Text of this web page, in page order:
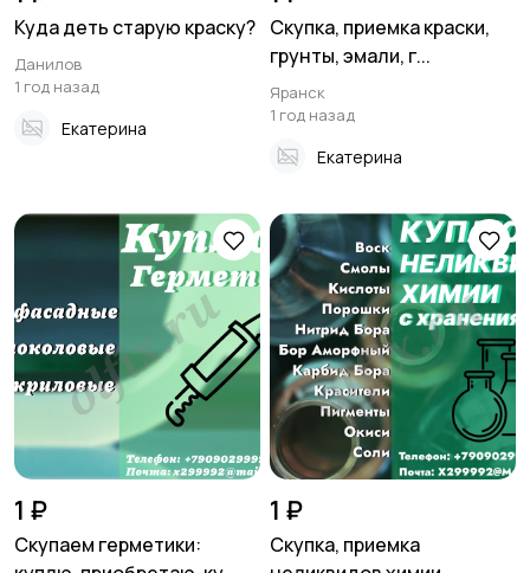
Куда деть старую краску?
Данилов
1 год назад
Екатерина
Скупка, приемка краски,
грунты, эмали, г...
Яранск
1 год назад
Екатерина
1 ₽
Скупаем герметики:
1 ₽
Скупка, приемка